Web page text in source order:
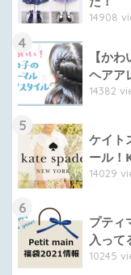
14908
4
【か
ヘアア
14382
5
ケイト
ール
14029
6
プティ
入って
10245